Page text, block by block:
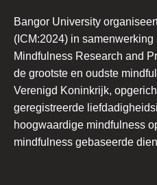
Bangor University
(ICM:2024) in
Mindfulness Research and
de grootste en oudste
Verenigd Koninkrijk,
geregistreerde
hoogwaardige mindfulness
mindfulness gebaseerde